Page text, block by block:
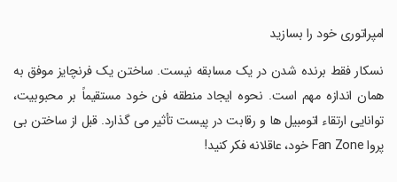
‏امپراتوری خود را بسازید
‏نسکار فقط برنده شدن در یک مسابقه نیست. ساختن یک فرنچایز موفق به
همان اندازه مهم است. نحوه ایجاد منطقه فن خود مستقیماً بر محبوبیت،
توانایی ارتقاء اتومبیل ها و رقابت در پیست تأثیر می گذارد. قبل از ساختن بی
پروا Fan Zone خود، عاقلانه فکر کنید!